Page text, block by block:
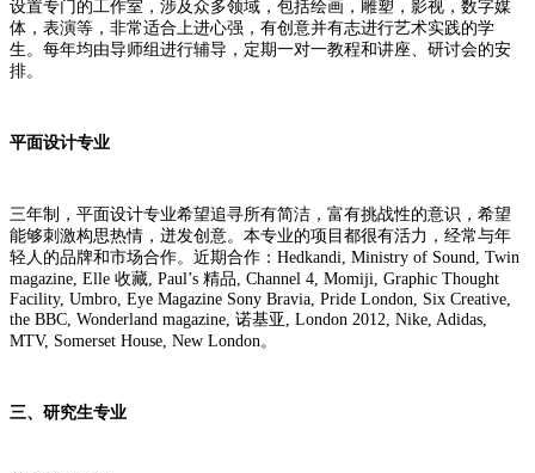
设置专门的工作室，涉及众多领域，包括绘画，雕塑，影视，数字媒
体，表演等，非常适合上进心强，有创意并有志进行艺术实践的学
生。每年均由导师组进行辅导，定期一对一教程和讲座、研讨会的安
排。
平面设计专业
三年制，平面设计专业希望追寻所有简洁，富有挑战性的意识，希望
能够刺激构思热情，迸发创意。本专业的项目都很有活力，经常与年
轻人的品牌和市场合作。近期合作：Hedkandi, Ministry of Sound, Twin
magazine, Elle 收藏, Paul’s 精品, Channel 4, Momiji, Graphic Thought
Facility, Umbro, Eye Magazine Sony Bravia, Pride London, Six Creative,
the BBC, Wonderland magazine, 诺基亚, London 2012, Nike, Adidas,
MTV, Somerset House, New London。
三、研究生专业